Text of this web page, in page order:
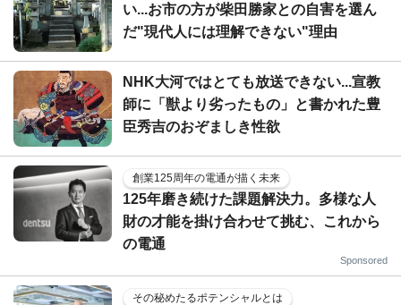
い...お市の方が柴田勝家との自害を選ん
だ"現代人には理解できない"理由
NHK大河ではとても放送できない...宣教
師に「獣より劣ったもの」と書かれた豊
臣秀吉のおぞましき性欲
創業125周年の電通が描く未来
125年磨き続けた課題解決力。多様な人
財の才能を掛け合わせて挑む、これから
の電通
Sponsored
その秘めたるポテンシャルとは